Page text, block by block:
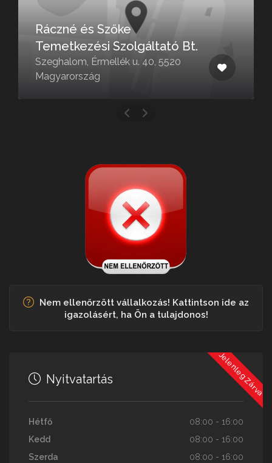
Ráczné és Szőke
Temetkezési Szolgáltató Bt.
Szeghalom, Érmellék u. 40, 5520
Magyarország
Nem ellenőrzött vállalkozás! Kattintson ide az
igazolásért, ha Ön a tulajdonos!
Jelenleg Zárva
Nyitvatartás
Hétfő
08:00 - 16:00
Kedd
08:00 - 16:00
Szerda
08:00 - 16:00